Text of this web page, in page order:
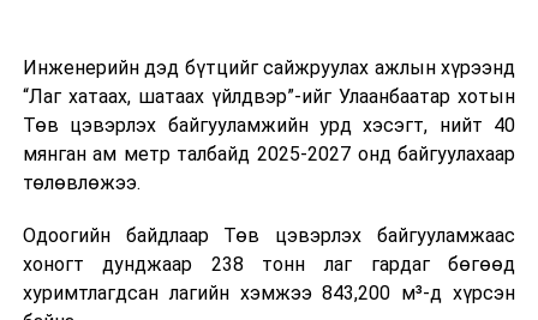
өдөр тутмын ажлын бэлэн байдлыг хангах зэрэг
практик ур чадварыг сургалтын хөтөлбөрт тусгажээ.
Сургалтыг танилцуулах лекц, асуулт-хариулт,
жишээнд суурилсан сургалт, багаар ажиллах дасгал,
танилцах, онцгой нөхцөлд ажиллах дадлага зэрэг
онол, практик хосолсон хэлбэрээр зохион байгуулж
байна.
Инженерийн дэд бүтцийг сайжруулах ажлын хүрээнд
“Лаг хатаах, шатаах үйлдвэр”-ийг Улаанбаатар хотын
Төв цэвэрлэх байгууламжийн урд хэсэгт, нийт 40
мянган ам метр талбайд 2025-2027 онд байгуулахаар
төлөвлөжээ.
Одоогийн байдлаар Төв цэвэрлэх байгууламжаас
хоногт дунджаар 238 тонн лаг гардаг бөгөөд
хуримтлагдсан лагийн хэмжээ 843,200 м³-д хүрсэн